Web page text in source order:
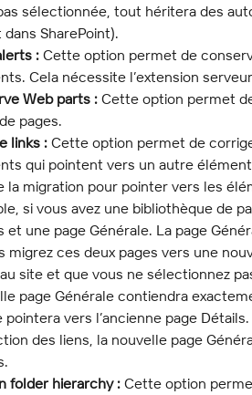
sélectionnée, tout héritera des
SharePoint).
: Cette option permet de
Cela nécessite l’extension
Web parts : Cette option permet
pages.
links : Cette option permet de
qui pointent vers un autre
la migration pour pointer vers les
si vous avez une bibliothèque de
et une page Générale. La page
migrez ces deux pages vers une
site et que vous ne sélectionnez
page Générale contiendra
pointera vers l’ancienne page
des liens, la nouvelle page
folder hierarchy : Cette option